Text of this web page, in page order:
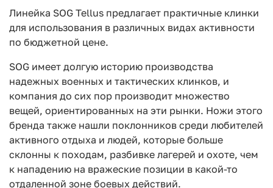
Линейка SOG Tellus предлагает практичные клинки
для использования в различных видах активности
по бюджетной цене.
SOG имеет долгую историю производства
надежных военных и тактических клинков, и
компания до сих пор производит множество
вещей, ориентированных на эти рынки. Ножи этого
бренда также нашли поклонников среди любителей
активного отдыха и людей, которые больше
склонны к походам, разбивке лагерей и охоте, чем
к нападению на вражеские позиции в какой-то
отдаленной зоне боевых действий.